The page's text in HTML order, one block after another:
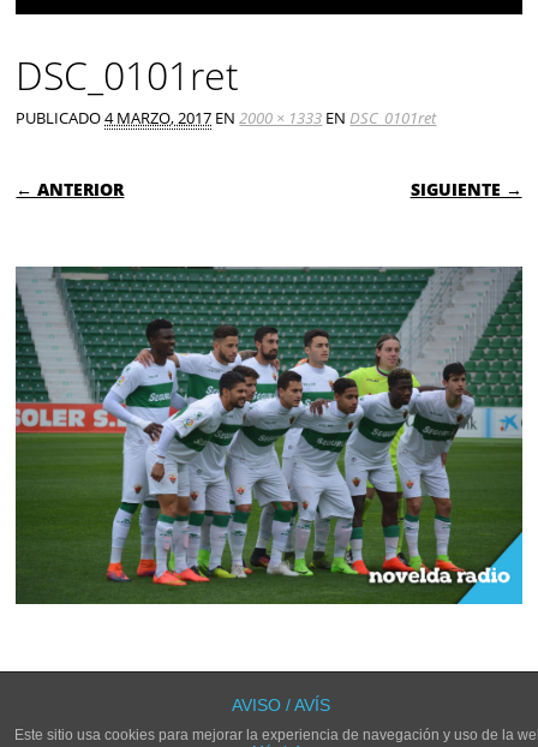
DSC_0101ret
PUBLICADO4 MARZO, 2017 EN2000 × 1333 ENDSC_0101ret
← ANTERIOR SIGUIENTE →
LOS COMENTARIOS Y TRACKBACKS ESTÁN CERRADOS.
AVISO / AVÍS
Este sitio usa cookies para mejorar la experiencia de navegación y uso de la